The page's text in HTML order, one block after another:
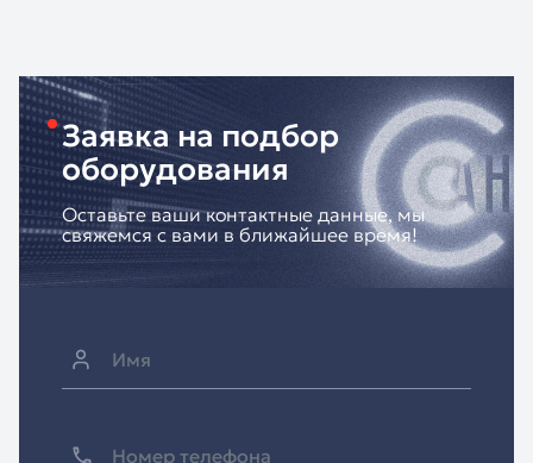
Заявка на подбор
оборудования
Оставьте ваши контактные данные, мы
свяжемся с вами в ближайшее время!